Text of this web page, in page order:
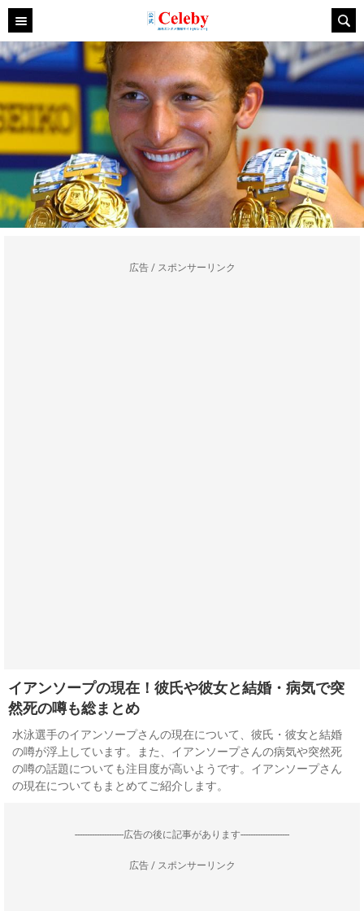
広告 / スポンサーリンク
イアンソープの現在！彼氏や彼女と結婚・病気で突
然死の噂も総まとめ
水泳選手のイアンソープさんの現在について、彼氏・彼女と結婚
の噂が浮上しています。また、イアンソープさんの病気や突然死
の噂の話題についても注目度が高いようです。イアンソープさん
の現在についてもまとめてご紹介します。
--------------------広告の後に記事があります--------------------
広告 / スポンサーリンク